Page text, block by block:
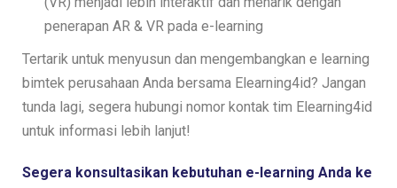
penerapan AR & VR pada e-learning
Tertarik untuk menyusun dan mengembangkan e learning
bimtek perusahaan Anda bersama Elearning4id? Jangan
tunda lagi, segera hubungi nomor kontak tim Elearning4id
untuk informasi lebih lanjut!
Segera konsultasikan kebutuhan e-learning Anda ke